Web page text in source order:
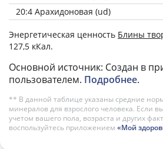
20:4 Арахидоновая (ud)
Энергетическая ценность Блины
127,5 кКал.
Основной источник: Создан в
пользователем. Подробнее.
** В данной таблице указаны средние
минералов для взрослого человека. Если
учетом вашего пола, возраста и других
воспользуйтесь приложением «Мой